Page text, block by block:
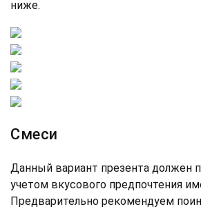
ниже.
Смеси
Данный вариант презента должен
учетом вкусового предпочтения
Предварительно рекомендуем